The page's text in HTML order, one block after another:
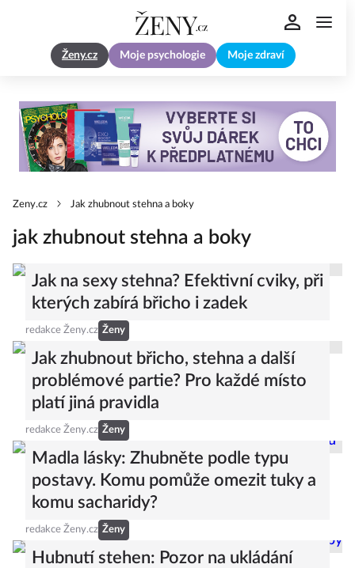
Ženy.cz Moje psychologie Moje zdraví
Zeny.cz Jak zhubnout stehna a boky
jak zhubnout stehna a boky
Jak na sexy stehna? Efektivní cviky, při
kterých zabírá břicho i zadek
redakce Ženy.cz Ženy
Jak zhubnout břicho, stehna a další
problémové partie? Pro každé místo
platí jiná pravidla
redakce Ženy.cz Ženy
Madla lásky: Zhubněte podle typu
postavy. Komu pomůže omezit tuky a
komu sacharidy?
redakce Ženy.cz Ženy
Hubnutí stehen: Pozor na ukládání